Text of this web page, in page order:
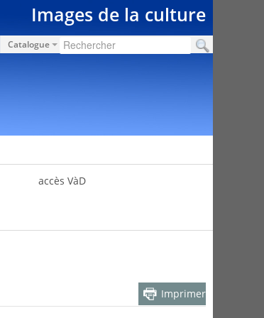
Images de la culture
Catalogue
accès VàD
Imprimer